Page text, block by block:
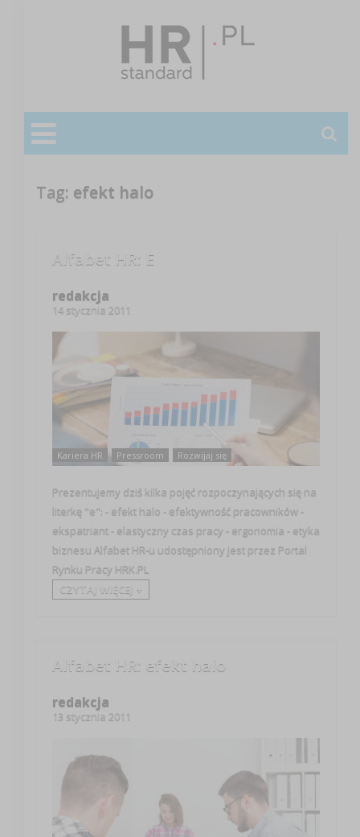
Tag: efekt halo
Alfabet HR: E
redakcja
14 stycznia 2011
Kariera HR Pressroom Rozwijaj się
Prezentujemy dziś kilka pojęć rozpoczynających się na
literkę "e": - efekt halo - efektywność pracowników -
ekspatriant - elastyczny czas pracy - ergonomia - etyka
biznesu Alfabet HR-u udostępniony jest przez Portal
Rynku Pracy HRK.PL
CZYTAJ WIĘCEJ +
Alfabet HR: efekt halo
redakcja
13 stycznia 2011